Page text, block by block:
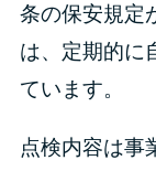
条の保安規定
は、定期的に
ています。
点検内容は事